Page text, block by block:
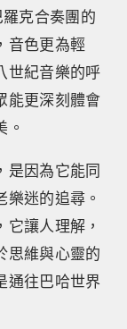
克合奏團的
音色更為輕
世紀音樂的呼
能更深刻體會
。
是因為它能同
迷的追尋。
讓人理解，
思維與心靈的
通往巴哈世界